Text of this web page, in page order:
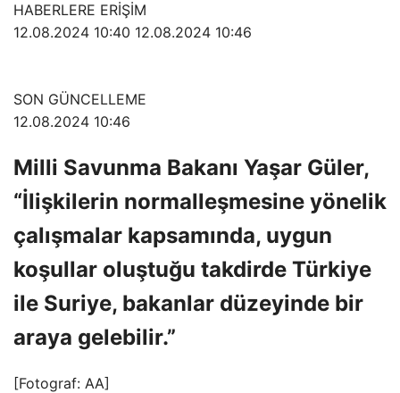
HABERLERE ERİŞİM
12.08.2024 10:40 12.08.2024 10:46
SON GÜNCELLEME
12.08.2024 10:46
Milli Savunma Bakanı Yaşar Güler,
“İlişkilerin normalleşmesine yönelik
çalışmalar kapsamında, uygun
koşullar oluştuğu takdirde Türkiye
ile Suriye, bakanlar düzeyinde bir
araya gelebilir.”
[Fotograf: AA]